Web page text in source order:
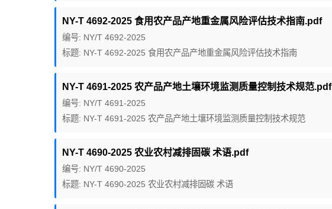
NY-T 4692-2025 食用农产品产地重金属风险评估技术指南.pdf
编号: NY/T 4692-2025
标题: NY-T 4692-2025 食用农产品产地重金属风险评估技术指南
NY-T 4691-2025 农产品产地土壤环境监测质量控制技术规范.pdf
编号: NY/T 4691-2025
标题: NY-T 4691-2025 农产品产地土壤环境监测质量控制技术规范
NY-T 4690-2025 农业农村减排固碳 术语.pdf
编号: NY/T 4690-2025
标题: NY-T 4690-2025 农业农村减排固碳 术语